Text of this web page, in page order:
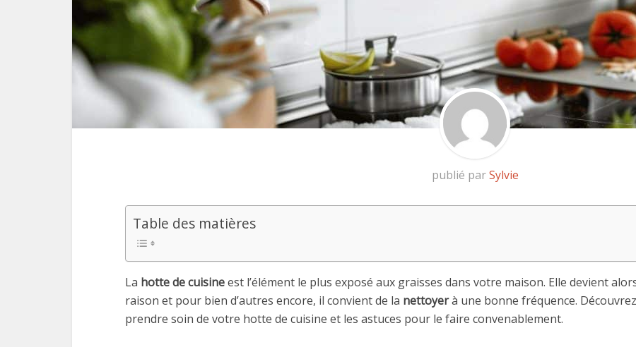
publié parSylvie
Table des matières
La hotte de cuisineest l’élément le plus exposé aux graisses dans votre maison. Elle devient
raison et pour bien d’autres encore, il convient de la nettoyerà une bonne fréquence.
prendre soin de votre hotte de cuisine et les astuces pour le faire convenablement.